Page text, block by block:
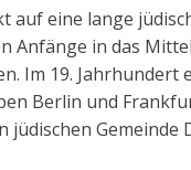
auf eine lange
Anfänge in das
Im 19. Jahrhundert
Berlin und
Gemeinde